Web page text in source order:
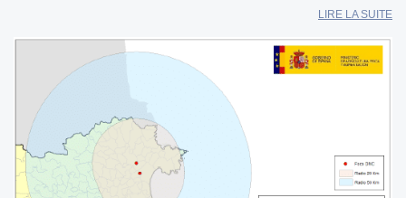
LIRE LA SUITE